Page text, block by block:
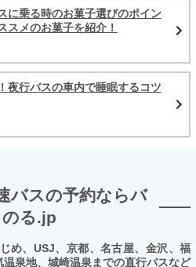
に乗る時のお菓子選びのポイン
スメのお菓子を紹介！
夜行バスの車内で睡眠するコツ
バスの予約ならバ
のる.jp
め、USJ、京都、名古屋、金沢、福
泉地、城崎温泉までの直行バスなど